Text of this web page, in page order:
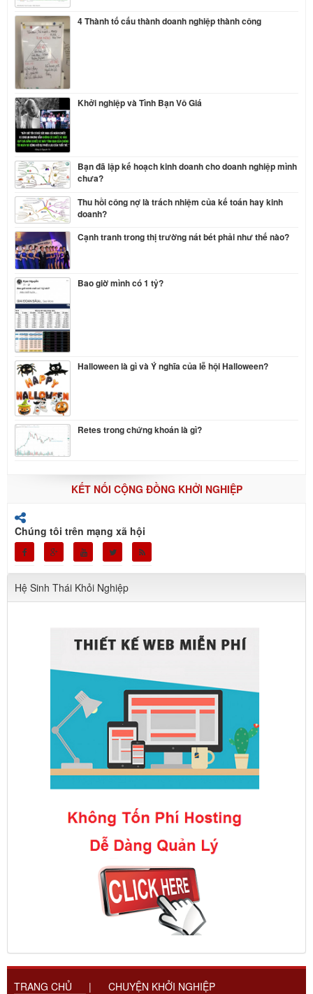
4 Thành tố cấu thành doanh nghiệp thành công
Khởi nghiệp và Tình Bạn Vô Giá
Bạn đã lập kế hoạch kinh doanh cho doanh nghiệp mình
chưa?
Thu hồi công nợ là trách nhiệm của kế toán hay kinh
doanh?
Cạnh tranh trong thị trường nát bét phải như thế nào?
Bao giờ mình có 1 tỷ?
Halloween là gì và Ý nghĩa của lễ hội Halloween?
Retes trong chứng khoán là gì?
KẾT NỐI CỘNG ĐỒNG KHỞI NGHIỆP
Chúng tôi trên mạng xã hội
Hệ Sinh Thái Khỏi Nghiệp
TRANG CHỦ | CHUYỆN KHỞI NGHIỆP